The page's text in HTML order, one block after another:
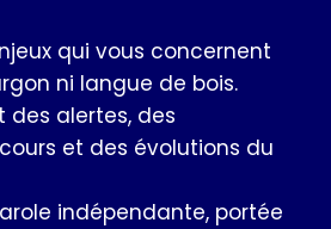
qui vous concernent
ni langue de bois.
des alertes, des
et des évolutions du
indépendante, portée